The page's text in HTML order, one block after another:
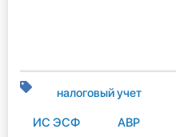
налоговый учет
ИС ЭСФ АВР